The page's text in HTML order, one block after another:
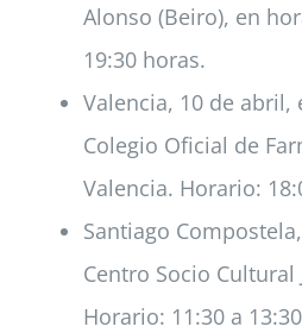
Alonso (Beiro), en
19:30 horas.
Valencia, 10 de abril,
Colegio Oficial de
Valencia. Horario:
Santiago
Centro Socio Cultural
Horario: 11:30 a